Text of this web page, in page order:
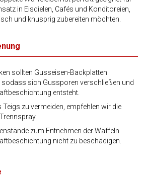
in Eisdielen, Cafés und Konditoreien,
und knusprig zubereiten möchten.
sollten Gusseisen-Backplatten
sodass sich Gussporen verschließen und
entsteht.
Teigs zu vermeiden, empfehlen wir die
zum Entnehmen der Waffeln
nicht zu beschädigen.